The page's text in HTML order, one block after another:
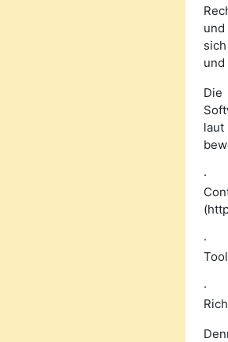
und
Die
laut